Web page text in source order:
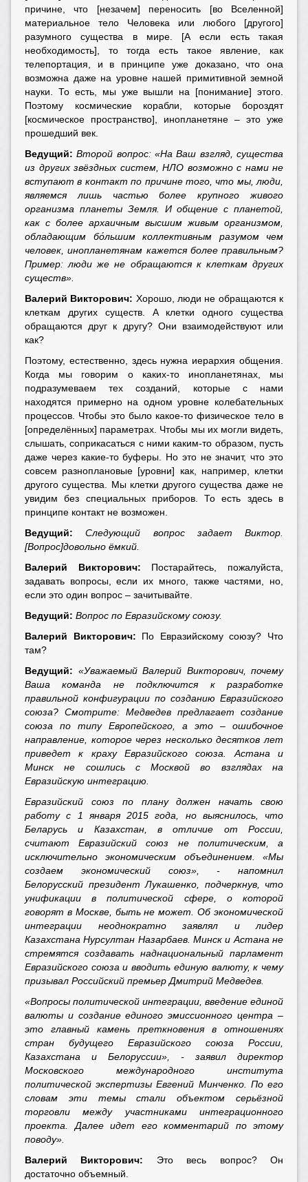
причине, что [незачем] переносить [во Вселенной]
материальное тело Человека или любого [другого]
разумного существа в мире. [А если есть такая
необходимость], то тогда есть такое явление, как
телепортация, и в принципе уже доказано, что она
возможна даже на уровне нашей примитивной земной
науки. То есть, мы уже вышли на [понимание] этого.
Поэтому космические корабли, которые бороздят
[космическое пространство], инопланетяне – это уже
прошедший век.
Ведущий: Второй вопрос: «На Ваш взгляд, существа
из других звёздных систем, НЛО возможно с нами не
вступают в контакт по причине того, что мы, люди,
являемся лишь частью более крупного живого
организма планеты Земля. И общение с планетой,
как с более архаичным высшим живым организмом,
обладающим бо́льшим коллективным разумом чем
человек, инопланетянам кажется более правильным?
Пример: люди же не обращаются к клеткам других
существ».
Валерий Викторович: Хорошо, люди не обращаются к
клеткам других существ. А клетки одного существа
обращаются друг к другу? Они взаимодействуют или
как?
Поэтому, естественно, здесь нужна иерархия общения.
Когда мы говорим о каких-то инопланетянах, мы
подразумеваем тех созданий, которые с нами
находятся примерно на одном уровне колебательных
процессов. Чтобы это было какое-то физическое тело в
[определённых] параметрах. Чтобы мы их могли видеть,
слышать, соприкасаться с ними каким-то образом, пусть
даже через какие-то буферы. Но это не значит, что это
совсем разноплановые [уровни] как, например, клетки
другого существа. Мы клетки другого существа даже не
увидим без специальных приборов. То есть здесь в
принципе контакт не возможен.
Ведущий:Следующий вопрос задает Виктор.
[Вопрос]довольно ёмкий.
Валерий Викторович: Постарайтесь, пожалуйста,
задавать вопросы, если их много, также частями, но,
если это один вопрос – зачитывайте.
Ведущий: Вопрос по Евразийскому союзу.
Валерий Викторович: По Евразийскому союзу? Что
там?
Ведущий: «Уважаемый Валерий Викторович, почему
Ваша команда не подключится к разработке
правильной конфигурации по созданию Евразийского
союза? Смотрите: Медведев предлагает создание
союза по типу Европейского, а это – ошибочное
направление, которое через несколько десятков лет
приведет к краху Евразийского союза. Астана и
Минск не сошлись с Москвой во взглядах на
Евразийскую интеграцию.
Евразийский союз по плану должен начать свою
работу с 1 января 2015 года, но выяснилось, что
Беларусь и Казахстан, в отличие от России,
считают Евразийский союз не политическим, а
исключительно экономическим объединением. «Мы
создаем экономический союз», - напомнил
Белорусский президент Лукашенко, подчеркнув, что
унификации в политической сфере, о которой
говорят в Москве, быть не может. Об экономической
интеграции неоднократно заявлял и лидер
Казахстана Нурсултан Назарбаев. Минск и Астана не
стремятся создавать наднациональный парламент
Евразийского союза и вводить единую валюту, к чему
призывал Российский премьер Дмитрий Медведев.
«Вопросы политической интеграции, введение единой
валюты и создание единого эмиссионного центра –
это главный камень преткновения в отношениях
стран будущего Евразийского союза России,
Казахстана и Белоруссии», - заявил директор
Московского международного института
политической экспертизы Евгений Минченко. По его
словам эти темы стали объектом серьёзной
торговли между участниками интеграционного
проекта. Далее идет его комментарий по этому
поводу».
Валерий Викторович: Это весь вопрос? Он
достаточно объемный.